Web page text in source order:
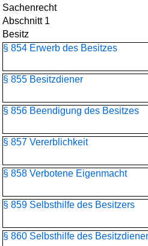
Sachenrecht
Abschnitt 1
Besitz
§ 854 Erwerb des Besitzes
§ 855 Besitzdiener
§ 856 Beendigung des Besitzes
§ 857 Vererblichkeit
§ 858 Verbotene Eigenmacht
§ 859 Selbsthilfe des Besitzers
§ 860 Selbsthilfe des